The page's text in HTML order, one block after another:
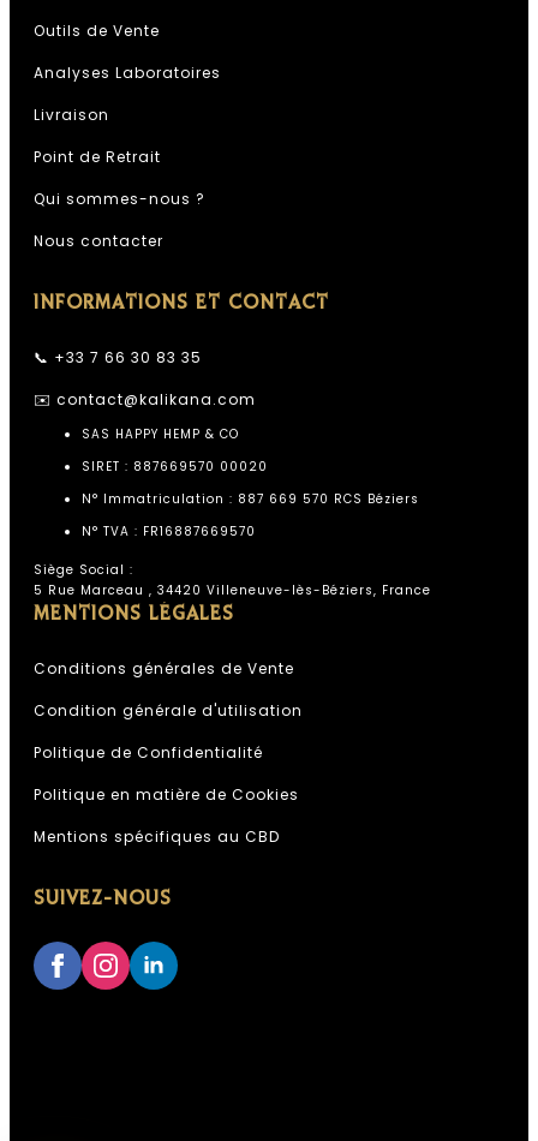
Outils de Vente
Analyses Laboratoires
Livraison
Point de Retrait
Qui sommes-nous ?
Nous contacter
INFORMATIONS ET CONTACT
📞 +33 7 66 30 83 35
✉️ contact@kalikana.com
SAS HAPPY HEMP & CO
SIRET : 887669570 00020
N° Immatriculation : 887 669 570 RCS Béziers
N° TVA : FR16887669570
Siège Social :
5 Rue Marceau , 34420 Villeneuve-lès-Béziers, France
MENTIONS LÉGALES
Conditions générales de Vente
Condition générale d'utilisation
Politique de Confidentialité
Politique en matière de Cookies
Mentions spécifiques au CBD
SUIVEZ-NOUS
Assistant Kali Kana
ESPACE PROFESSIONNEL KALI
IA, réponses instantanées,
Conseiller disponible 24h/24